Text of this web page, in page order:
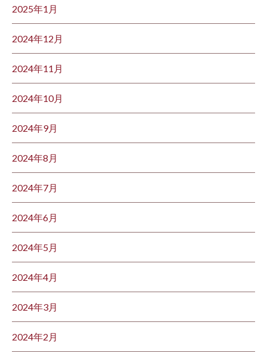
2025年1月
2024年12月
2024年11月
2024年10月
2024年9月
2024年8月
2024年7月
2024年6月
2024年5月
2024年4月
2024年3月
2024年2月